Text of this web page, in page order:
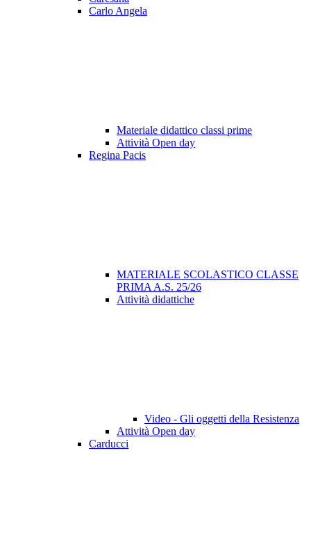
Carlo Angela
Materiale didattico classi prime
Attività Open day
Regina Pacis
MATERIALE SCOLASTICO CLASSE
PRIMA A.S. 25/26
Attività didattiche
Video - Gli oggetti della Resistenza
Attività Open day
Carducci